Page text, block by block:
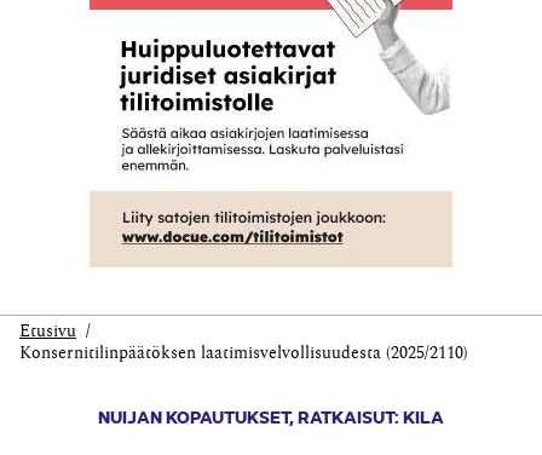
Etusivu
Konserni­tilin­päätöksen laatimis­velvollisuudesta (2025/2110)
NUIJAN KOPAUTUKSET,RATKAISUT: KILA